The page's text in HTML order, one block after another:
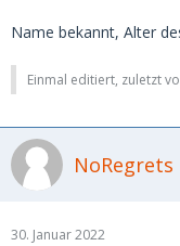
Name bekannt, Alter
Einmal editiert, zuletzt
NoRegrets
30. Januar 2022